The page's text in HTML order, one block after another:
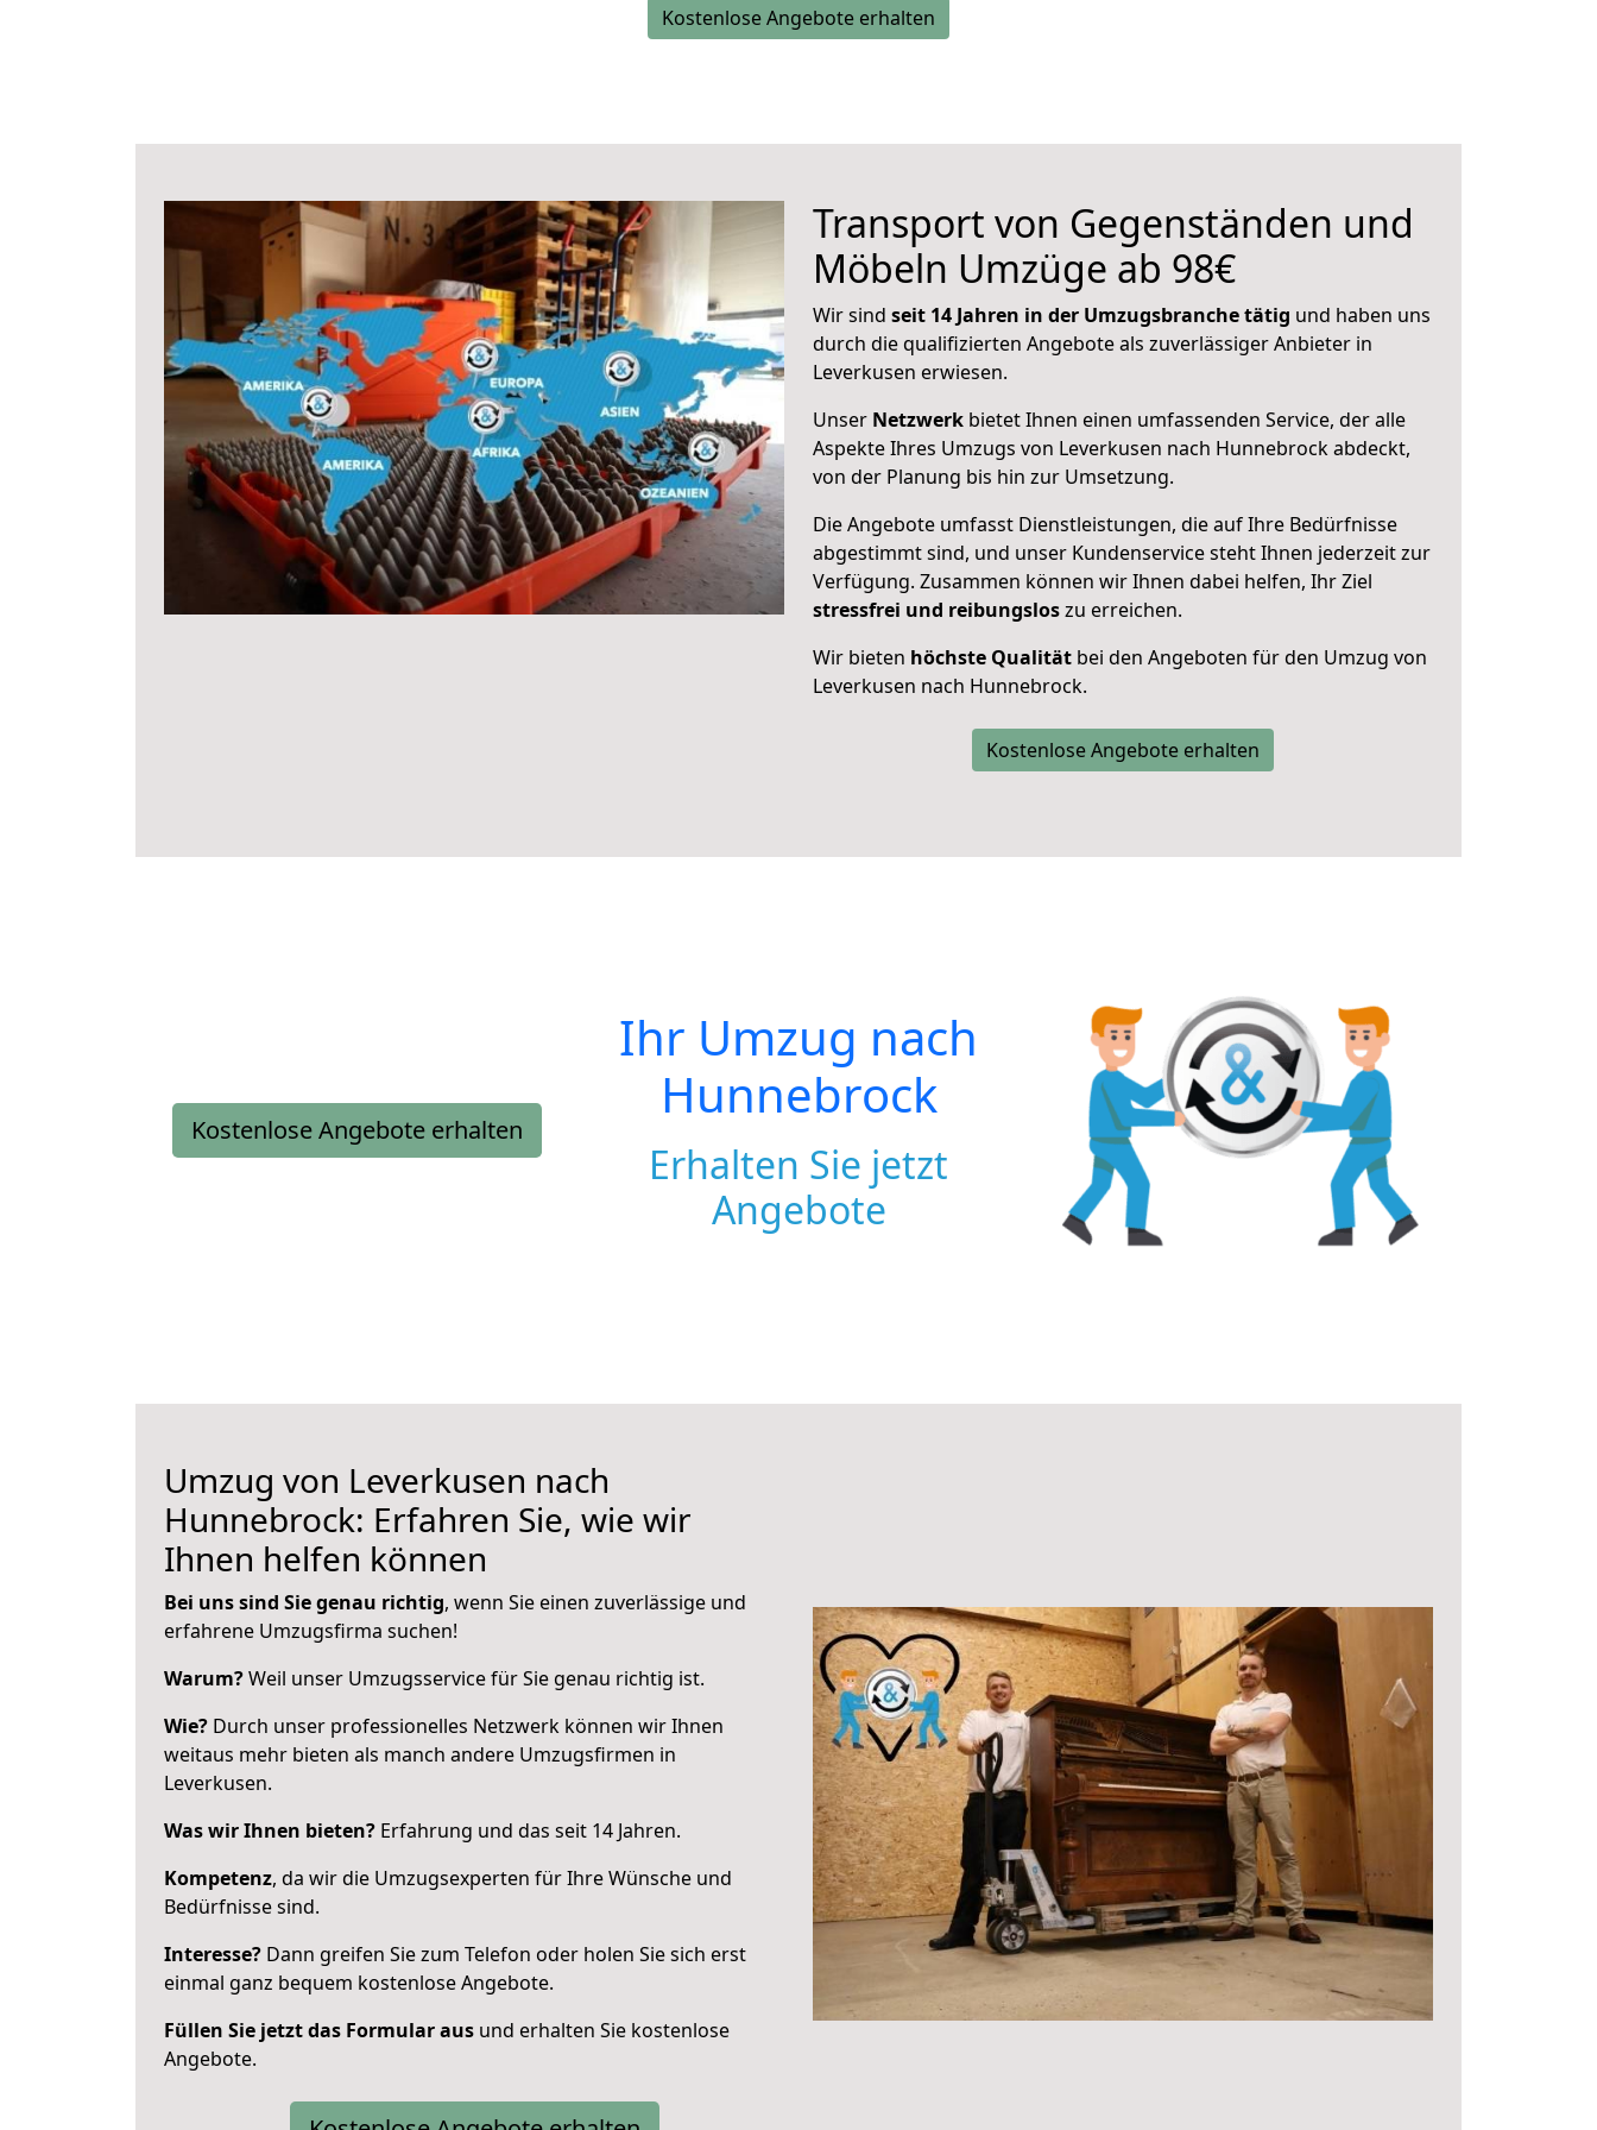
Kostenlose Angebote erhalten
Transport von Gegenständen und
Möbeln Umzüge ab 98€
Wir sind seit 14 Jahren in der Umzugsbranche tätig und haben uns
durch die qualifizierten Angebote als zuverlässiger Anbieter in
Leverkusen erwiesen.
Unser Netzwerk bietet Ihnen einen umfassenden Service, der alle
Aspekte Ihres Umzugs von Leverkusen nach Hunnebrock abdeckt,
von der Planung bis hin zur Umsetzung.
Die Angebote umfasst Dienstleistungen, die auf Ihre Bedürfnisse
abgestimmt sind, und unser Kundenservice steht Ihnen jederzeit zur
Verfügung. Zusammen können wir Ihnen dabei helfen, Ihr Ziel
stressfrei und reibungsloszu erreichen.
Wir bieten höchste Qualität bei den Angeboten für den Umzug von
Leverkusen nach Hunnebrock.
Kostenlose Angebote erhalten
Kostenlose Angebote erhalten
Ihr Umzug nach
Hunnebrock
Erhalten Sie jetzt
Angebote
Umzug von Leverkusen nach
Hunnebrock: Erfahren Sie, wie wir
Ihnen helfen können
Bei uns sind Sie genau richtig, wenn Sie einen zuverlässige und
erfahrene Umzugsfirma suchen!
Warum?Weil unser Umzugsservice für Sie genau richtig ist.
Wie? Durch unser professionelles Netzwerk können wir Ihnen
weitaus mehr bieten als manch andere Umzugsfirmen in
Leverkusen.
Was wir Ihnen bieten? Erfahrung und das seit 14 Jahren.
Kompetenz, da wir die Umzugsexperten für Ihre Wünsche und
Bedürfnisse sind.
Interesse? Dann greifen Sie zum Telefon oder holen Sie sich erst
einmal ganz bequem kostenlose Angebote.
Füllen Sie jetzt das Formular aus und erhalten Sie kostenlose
Angebote.